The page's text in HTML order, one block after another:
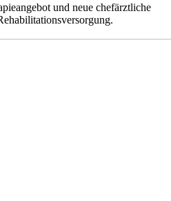
und neue chefärztliche